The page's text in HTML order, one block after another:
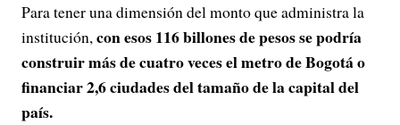
Para tener una dimensión del monto que administra la
institución,con esos 116 billones de pesos se podría
construir más de cuatro veces el metro de Bogotá o
financiar 2,6 ciudades del tamaño de la capital del
país.